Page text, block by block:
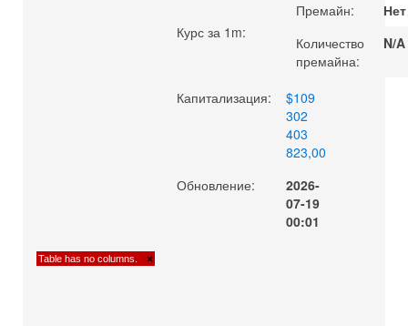
Курс за 1m:
0.22)
Капитализация:
$109
302
403
823,00
Обновление:
2026-
07-19
00:01
Премайн:
Нет
Количество
премайна:
N/A
Table has no columns. ×